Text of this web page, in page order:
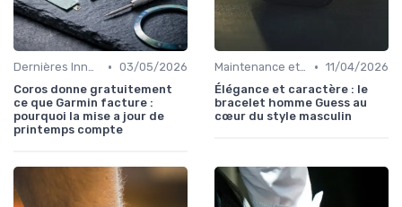
Dernières Innovations • 03/05/2026
Coros donne gratuitement
ce que Garmin facture :
pourquoi la mise a jour de
printemps compte
Maintenance et Mises à Jour • 11/04/2026
Élégance et caractère : le
bracelet homme Guess au
cœur du style masculin